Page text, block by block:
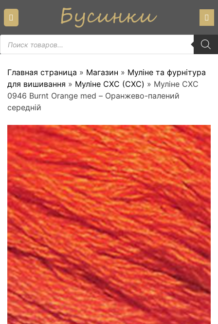
content
Пошук
товарів
Главная страница » Магазин » Муліне та фурнітура
для вишивання » Муліне СХС (CXC) » Муліне СХС
0946 Burnt Orange med – Оранжево-палений
середній